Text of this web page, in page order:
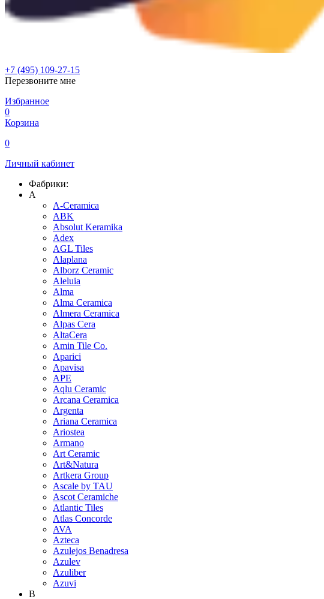
+7 (495) 109-27-15
Перезвоните мне
Избранное
0
Корзина
0
Личный кабинет
Фабрики:
A
A-Ceramica
ABK
Absolut Keramika
Adex
AGL Tiles
Alaplana
Alborz Ceramic
Aleluia
Alma
Alma Ceramica
Almera Ceramica
Alpas Cera
AltaCera
Amin Tile Co.
Aparici
Apavisa
APE
Aqlu Ceramic
Arcana Ceramica
Argenta
Ariana Ceramica
Ariostea
Armano
Art Ceramic
Art&Natura
Artkera Group
Ascale by TAU
Ascot Ceramiche
Atlantic Tiles
Atlas Concorde
AVA
Azteca
Azulejos Benadresa
Azulev
Azuliber
Azuvi
B